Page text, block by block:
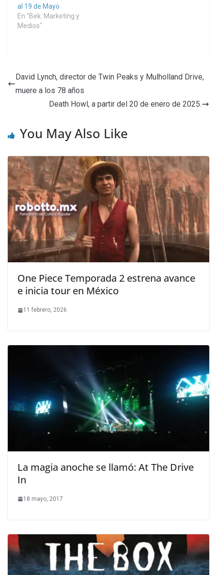
al 19 de Mayo
En "Bek: Marketing y
Medios"
David Lynch, director de Twin Peaks y Mulholland Drive,
muere a los 78 años
Death Howl, a partir del 20 de enero de 2025.
You May Also Like
One Piece Temporada 2 estrena avance
e inicia tour en México
11 febrero, 2026
La magia anoche se llamó: At The Drive
In
18 mayo, 2017